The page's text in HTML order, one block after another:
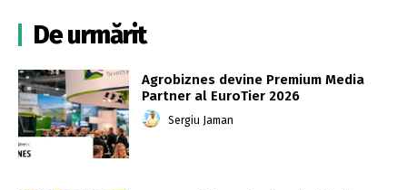
De urmărit
Agrobiznes devine Premium Media
Partner al EuroTier 2026
Sergiu Jaman